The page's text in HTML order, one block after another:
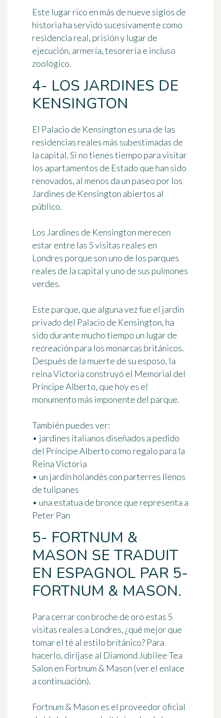
Este lugar rico en más de nueve siglos de
historia ha servido sucesivamente como
residencia real, prisión y lugar de
ejecución, armería, tesorería e incluso
zoológico.
4- LOS JARDINES DE
KENSINGTON
El Palacio de Kensington es una de las
residencias reales más subestimadas de
la capital. Si no tienes tiempo para visitar
los apartamentos de Estado que han sido
renovados, al menos da un paseo por los
Jardines de Kensington abiertos al
público.
Los Jardines de Kensington merecen
estar entre las 5 visitas reales en
Londres porque son uno de los parques
reales de la capital y uno de sus pulmones
verdes.
Este parque, que alguna vez fue el jardín
privado del Palacio de Kensington, ha
sido durante mucho tiempo un lugar de
recreación para los monarcas británicos.
Después de la muerte de su esposo, la
reina Victoria construyó el Memorial del
Príncipe Alberto, que hoy es el
monumento más imponente del parque.
También puedes ver:
• jardines italianos diseñados a pedido
del Príncipe Alberto como regalo para la
Reina Victoria
• un jardín holandés con parterres llenos
de tulipanes
• una estatua de bronce que representa a
Peter Pan
5- FORTNUM &
MASON SE TRADUIT
EN ESPAGNOL PAR 5-
FORTNUM & MASON.
Para cerrar con broche de oro estas 5
visitas reales a Londres, ¿qué mejor que
tomar el té al estilo británico? Para
hacerlo, diríjase al Diamond Jubilee Tea
Salon en Fortnum & Mason (ver el enlace
a continuación).
Fortnum & Mason es el proveedor oficial